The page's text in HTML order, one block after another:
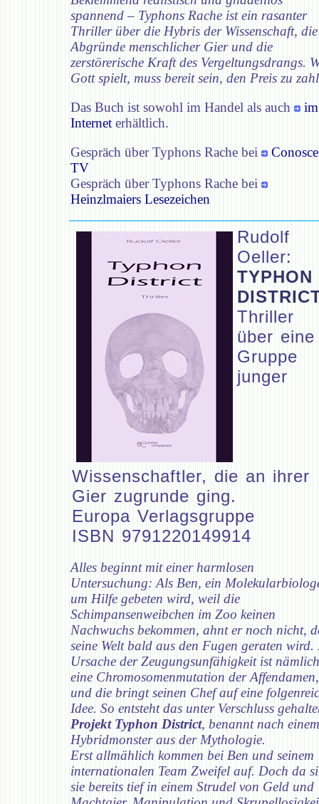
spannend – Typhons Rache ist ein rasanter
Thriller über die Hybris der Wissenschaft, die
Abgründe menschlicher Gier und die
zerstörerische Kraft des Vergeltungsdrangs.
Gott spielt, muss bereit sein, den Preis zu
Das Buch ist sowohl im Handel als auch
im
Internet erhältlich.
Gespräch über Typhons Rache bei
TV
Gespräch über Typhons Rache bei
Heinzlmaiers Lesezeichen
Rudolf
Oeller:
TYPHON
Thriller
über eine
Gruppe
junger
Wissenschaftler, die an ihrer
Gier zugrunde ging.
Europa Verlagsgruppe
ISBN 9791220149914
Alles beginnt mit einer harmlosen
Untersuchung: Als Ben, ein
um Hilfe gebeten wird, weil die
Schimpansenweibchen im Zoo keinen
Nachwuchs bekommen, ahnt er noch nicht,
seine Welt bald aus den Fugen geraten wird.
Ursache der Zeugungsunfähigkeit ist nämlich
eine Chromosomenmutation der Affendamen,
und die bringt seinen Chef auf eine
Idee. So entsteht das unter Verschluss
Projekt Typhon District, benannt nach einem
Hybridmonster aus der Mythologie.
Erst allmählich kommen bei Ben und seinem
internationalen Team Zweifel auf. Doch da
sie bereits tief in einem Strudel von Geld und